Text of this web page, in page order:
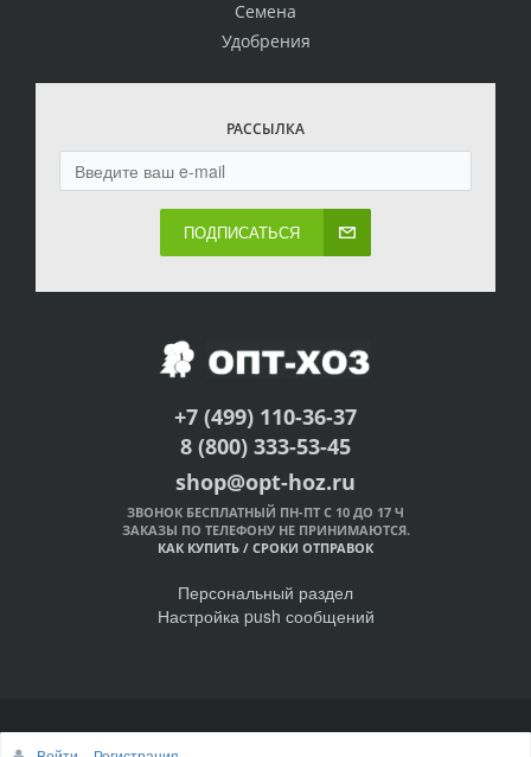
Семена
Удобрения
РАССЫЛКА
ПОДПИСАТЬСЯ
+7 (499) 110-36-37
8 (800) 333-53-45
shop@opt-hoz.ru
ЗВОНОК БЕСПЛАТНЫЙ ПН-ПТ С 10 ДО 17 Ч
ЗАКАЗЫ ПО ТЕЛЕФОНУ НЕ ПРИНИМАЮТСЯ.
КАК КУПИТЬ / СРОКИ ОТПРАВОК
Персональный раздел
Настройка push сообщений
© Интернет-магазин ОПТ-ХОЗ, 2011-2026